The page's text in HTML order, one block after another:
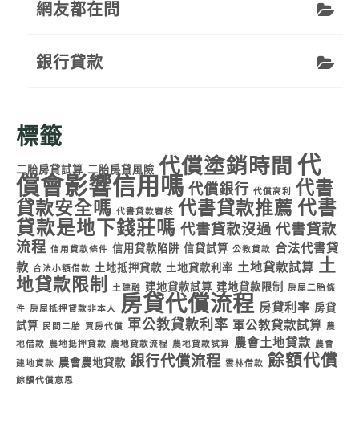
網友都在問
銀行貸款
標籤
二胎房貸試算 二胎房貸風險 代償塗銷時間 代
償會影響信用嗎 代償銀行 代償高利
代書
貸款安全嗎 代書貸款審核 代書貸款推薦 代書
貸款是地下錢莊嗎 代書貸款沒過 代書貸款
流程 信用貸款條件 信用貸款陷阱 信貸試算 公教貸款 合法代書貸
款 合法小額借款 土地抵押貸款 土地貸款利率 土地貸款試算 土
地貸款限制
土建融 建地貸款試算 建地貸款限制 房屋二胎條
件 房屋抵押貸款非本人 房貸代償流程 房貸利率 房貸
試算
民間二胎 買房代償 軍公教貸款利率 軍公教貸款試算
農
地借款
農地抵押貸款 農地貸款流程 農地貸款試算 農會土地貸款 農會
建地貸款 農會農地貸款 銀行代償流程 雲林借款 餘額代償
餘額代償意思